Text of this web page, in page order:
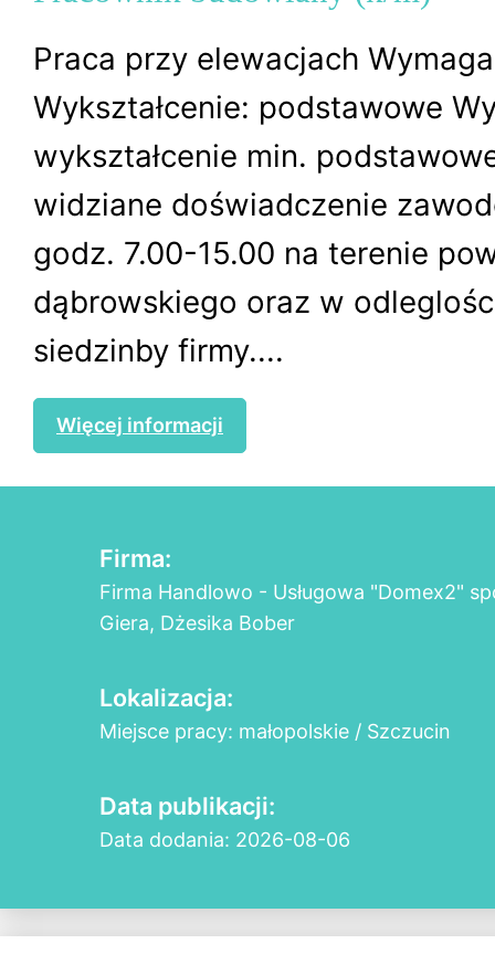
Praca przy elewacjach
Wykształcenie: podstawowe
wykształcenie min.
widziane doświadczenie
godz. 7.00-15.00 na terenie
dąbrowskiego oraz w
siedzinby firmy....
Więcej informacji
Firma:
Firma Handlowo - Usługowa "Domex2"
Giera, Dżesika Bober
Lokalizacja:
Miejsce pracy: małopolskie / Szczucin
Data publikacji:
Data dodania: 2026-08-06